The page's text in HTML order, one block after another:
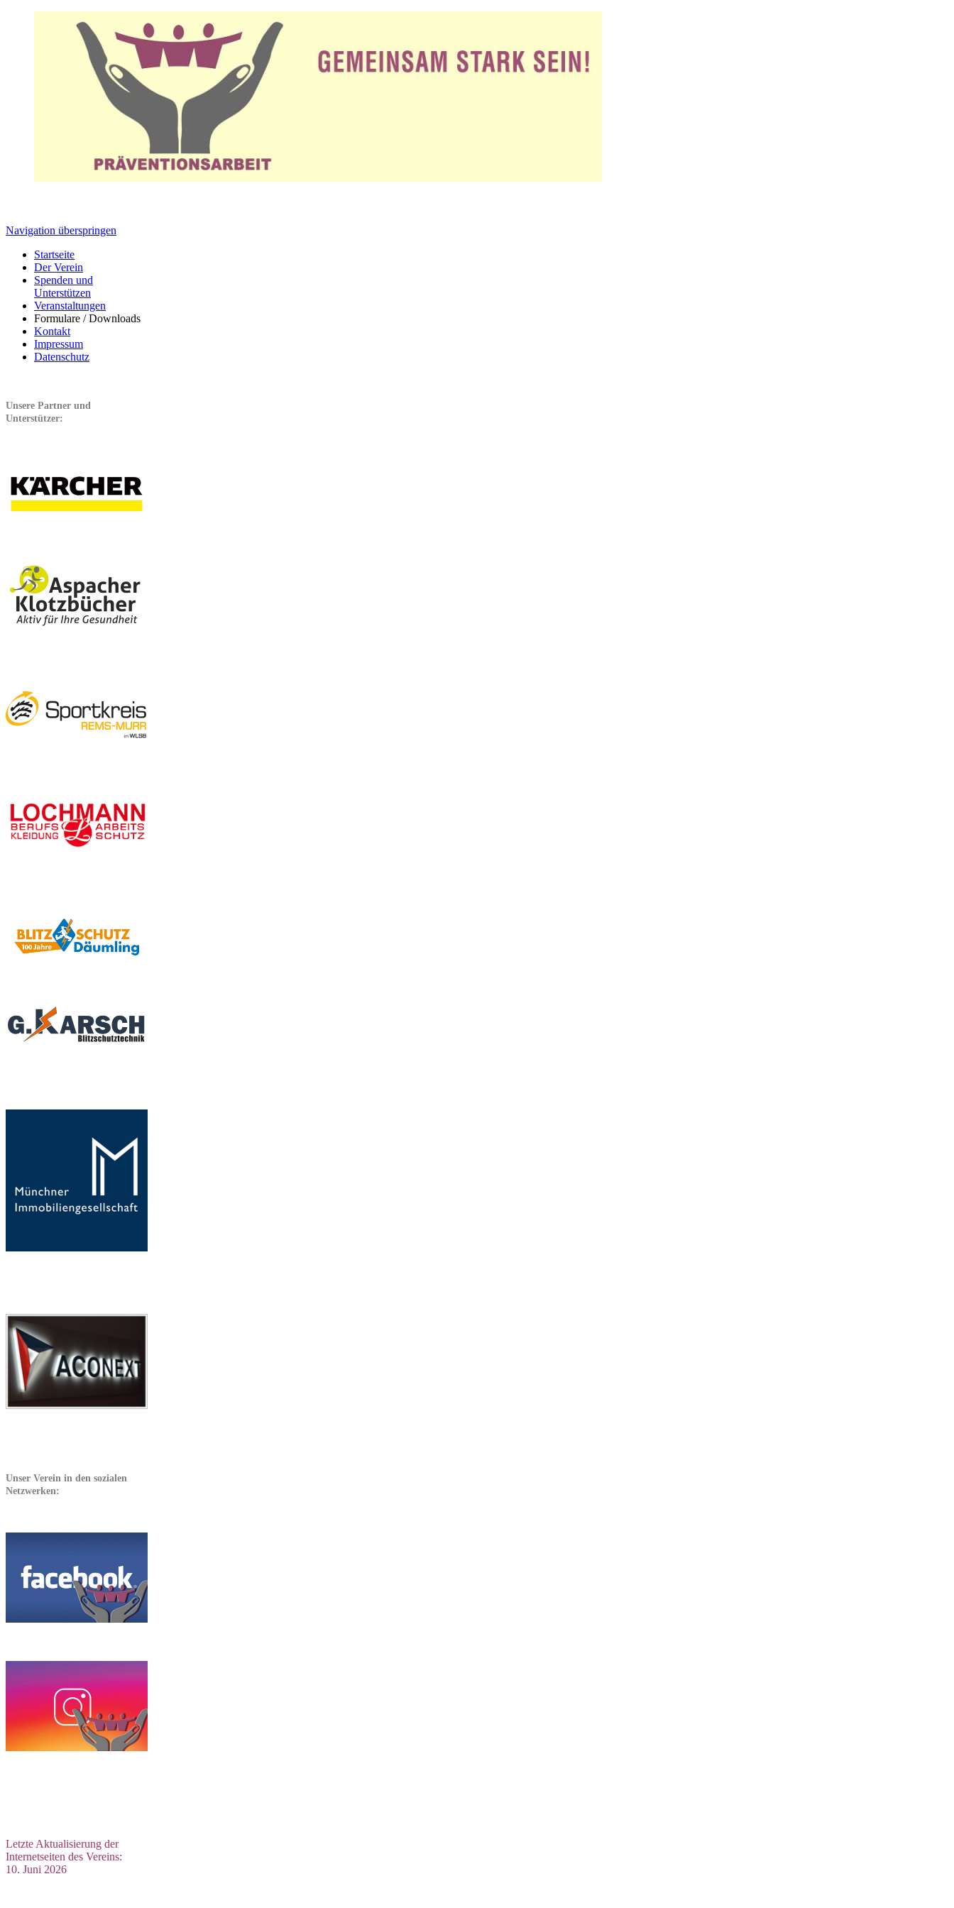
Navigation überspringen
Startseite
Der Verein
Spenden und
Unterstützen
Veranstaltungen
Formulare / Downloads
Kontakt
Impressum
Datenschutz
Unsere Partner und
Unterstützer:
Unser Verein in den sozialen
Netzwerken:
Letzte Aktualisierung der
Internetseiten des Vereins:
10. Juni 2026